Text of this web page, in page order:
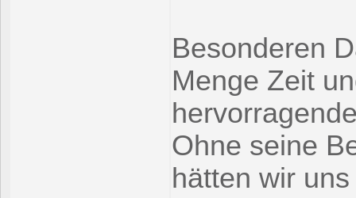
Besonderen
Menge Zeit
Ohne seine
hätten wir